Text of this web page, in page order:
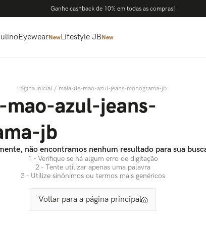
Ganhe cashback de 10% em todas as compras!
EyewearNewLifestyle JBNew
mala-de-mao-azul-jeans-monograma-jb
mao-azul-jeans-
jb
não encontramos nenhum resultado para sua
1 - Verifique se há algum erro de digitação
2 - Tente utilizar apenas uma palavra
3 - Utilize sinônimos ou termos mais genéricos
Voltar para a página principal